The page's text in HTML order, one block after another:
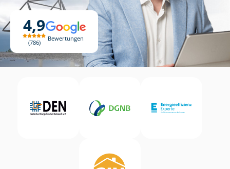
4,9
786
Bewertungen